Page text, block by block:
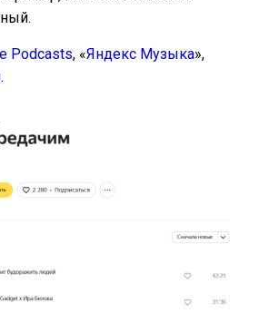
Podcasts, «Яндекс Музыка»,
.